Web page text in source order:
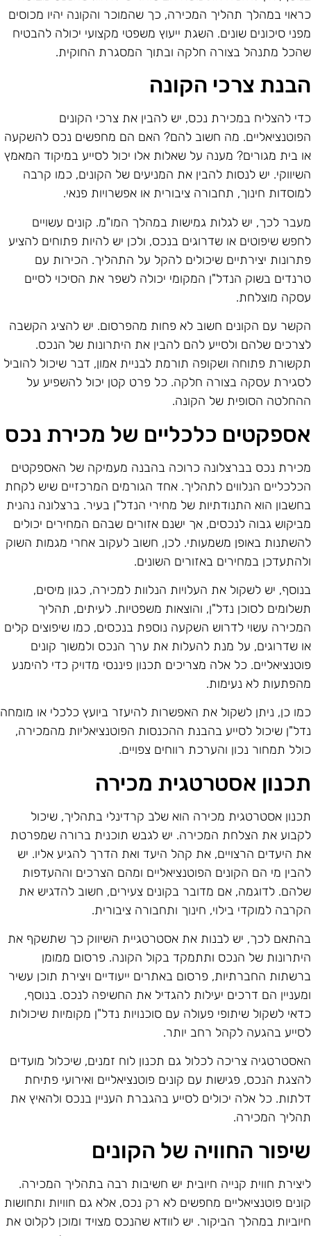
במהלך תהליך המכירה, כך שהמוכר והקונה יהיו מכוסים
סיכונים שונים. השגת ייעוץ משפטי מקצועי יכולה להבטיח
מתנהל בצורה חלקה ובתוך המסגרת החוקית.
צרכי הקונה
להצליח במכירת נכס, יש להבין את צרכי הקונים
מה חשוב להם? האם הם מחפשים נכס להשקעה
בית מגורים? מענה על שאלות אלו יכול לסייע במיקוד המאמץ
יש לנסות להבין את המניעים של הקונים, כמו קרבה
חינוך, תחבורה ציבורית או אפשרויות פנאי.
לכך, יש לגלות גמישות במהלך המו"מ. קונים עשויים
שיפוטים או שדרוגים בנכס, ולכן יש להיות פתוחים להציע
יצירתיים שיכולים להקל על התהליך. הכירות עם
בשוק הנדל"ן המקומי יכולה לשפר את הסיכוי לסיים
מוצלחת.
עם הקונים חשוב לא פחות מהפרסום. יש להציג הקשבה
שלהם ולסייע להם להבין את היתרונות של הנכס.
פתוחה ושקופה תורמת לבניית אמון, דבר שיכול להוביל
עסקה בצורה חלקה. כל פרט קטן יכול להשפיע על
הסופית של הקונה.
כלכליים של מכירת נכס
נכס בברצלונה כרוכה בהבנה מעמיקה של האספקטים
הנלווים לתהליך. אחד הגורמים המרכזיים שיש לקחת
הוא התנודתיות של מחירי הנדל"ן בעיר. ברצלונה נהנית
גבוה לנכסים, אך ישנם אזורים שבהם המחירים יכולים
באופן משמעותי. לכן, חשוב לעקוב אחרי מגמות השוק
במחירים באזורים השונים.
יש לשקול את העלויות הנלוות למכירה, כגון מיסים,
לסוכן נדל"ן, והוצאות משפטיות. לעיתים, תהליך
עשוי לדרוש השקעה נוספת בנכסים, כמו שיפוצים קלים
שדרוגים, על מנת להעלות את ערך הנכס ולמשוך קונים
כל אלה מצריכים תכנון פיננסי מדויק כדי להימנע
לא נעימות.
כן, ניתן לשקול את האפשרות להיעזר ביועץ כלכלי או מומחה
שיכול לסייע בהבנת ההכנסות הפוטנציאליות מהמכירה,
תמחור נכון והערכת רווחים צפויים.
אסטרטגית מכירה
אסטרטגית מכירה הוא שלב קרדינלי בתהליך, שיכול
את הצלחת המכירה. יש לגבש תוכנית ברורה שמפרטת
היעדים הרצויים, את קהל היעד ואת הדרך להגיע אליו. יש
מי הם הקונים הפוטנציאליים ומהם הצרכים וההעדפות
לדוגמה, אם מדובר בקונים צעירים, חשוב להדגיש את
למוקדי בילוי, חינוך ותחבורה ציבורית.
לכך, יש לבנות את אסטרטגיית השיווק כך שתשקף את
של הנכס ותתמקד בקול הקונה. פרסום ממומן
החברתיות, פרסום באתרים ייעודיים ויצירת תוכן עשיר
הם דרכים יעילות להגדיל את החשיפה לנכס. בנוסף,
לשקול שיתופי פעולה עם סוכנויות נדל"ן מקומיות שיכולות
בהגעה לקהל רחב יותר.
צריכה לכלול גם תכנון לוח זמנים, שיכלול מועדים
הנכס, פגישות עם קונים פוטנציאליים ואירועי פתיחת
כל אלה יכולים לסייע בהגברת העניין בנכס ולהאיץ את
המכירה.
החוויה של הקונים
חווית קנייה חיובית יש חשיבות רבה בתהליך המכירה.
פוטנציאליים מחפשים לא רק נכס, אלא גם חוויות ותחושות
במהלך הביקור. יש לוודא שהנכס מצויד ומוכן לקלוט את